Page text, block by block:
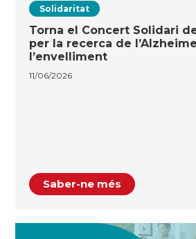
Solidaritat
Torna el Concert Solidari
per la recerca de
l’envelliment
11/06/2026
Saber-ne més